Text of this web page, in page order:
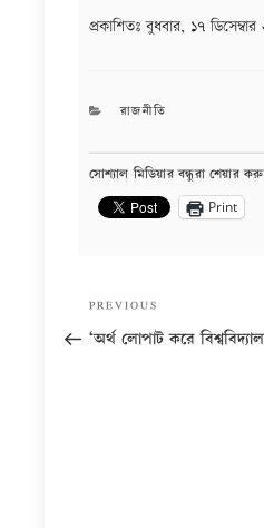
প্রকাশিতঃবুধবার, ১৭
CATEGORIES
রাজনীতি
সোশ্যাল মিডিয়ার বন্ধুরা শেয়ার
Print
Post
navigation
Previous
Post
PREVIOUS
‘অর্থ লোপাট করে